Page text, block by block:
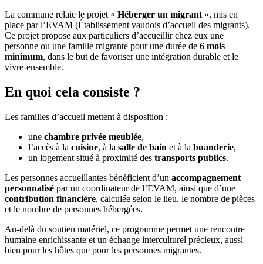
La commune relaie le projet « Héberger un migrant », mis en
place par l’EVAM (Établissement vaudois d’accueil des migrants).
Ce projet propose aux particuliers d’accueillir chez eux une
personne ou une famille migrante pour une durée de 6 mois
minimum, dans le but de favoriser une intégration durable et le
vivre-ensemble.
En quoi cela consiste ?
Les familles d’accueil mettent à disposition :
une chambre privée meublée,
l’accès à la cuisine, à la salle de bain et à la buanderie,
un logement situé à proximité des transports publics.
Les personnes accueillantes bénéficient d’un accompagnement
personnalisé par un coordinateur de l’EVAM, ainsi que d’une
contribution financière, calculée selon le lieu, le nombre de pièces
et le nombre de personnes hébergées.
Au-delà du soutien matériel, ce programme permet une rencontre
humaine enrichissante et un échange interculturel précieux, aussi
bien pour les hôtes que pour les personnes migrantes.